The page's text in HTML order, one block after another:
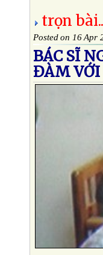
trọn
Posted on 16 Apr
BÁC SĨ
ĐÀM VỚI